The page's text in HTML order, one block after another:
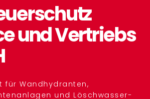
und Vertriebs
für Wandhydranten,
und Löschwasser-